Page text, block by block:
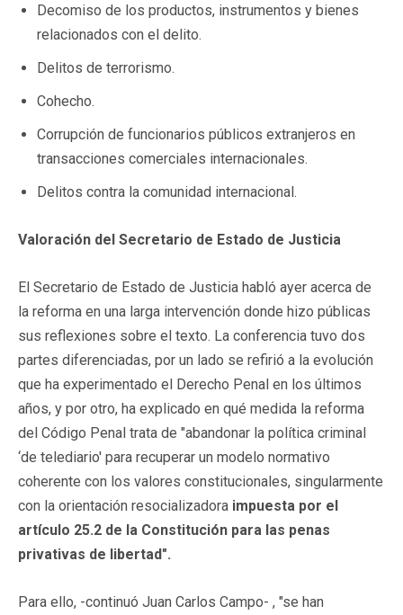
Decomiso de los productos, instrumentos y bienes
relacionados con el delito.
Delitos de terrorismo.
Cohecho.
Corrupción de funcionarios públicos extranjeros en
transacciones comerciales internacionales.
Delitos contra la comunidad internacional.
Valoración del Secretario de Estado de Justicia
El Secretario de Estado de Justicia habló ayer acerca de
la reforma en una larga intervención donde hizo públicas
sus reflexiones sobre el texto. La conferencia tuvo dos
partes diferenciadas, por un lado se refirió a la evolución
que ha experimentado el Derecho Penal en los últimos
años, y por otro, ha explicado en qué medida la reforma
del Código Penal trata de "abandonar la política criminal
‘de telediario' para recuperar un modelo normativo
coherente con los valores constitucionales, singularmente
con la orientación resocializadora impuesta por el
artículo 25.2 de la Constitución para las penas
privativas de libertad".
Para ello, -continuó Juan Carlos Campo- , "se han